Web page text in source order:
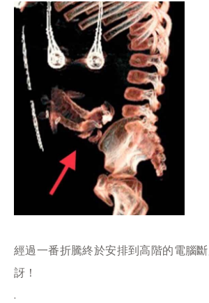
經過一番折騰終於安排到高階的電腦
訝！
.